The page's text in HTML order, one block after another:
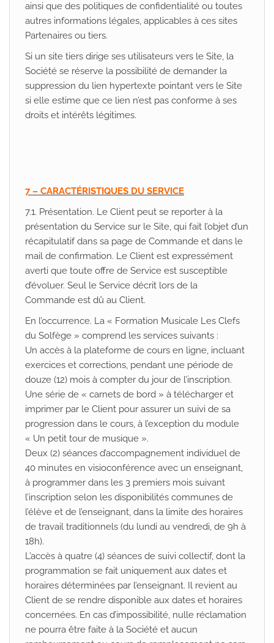
ainsi que des politiques de confidentialité ou toutes
autres informations légales, applicables à ces sites
Partenaires ou tiers.
Si un site tiers dirige ses utilisateurs vers le Site, la
Société se réserve la possibilité de demander la
suppression du lien hypertexte pointant vers le Site
si elle estime que ce lien n’est pas conforme à ses
droits et intérêts légitimes.
7 – CARACTÉRISTIQUES DU SERVICE
7.1. Présentation. Le Client peut se reporter à la
présentation du Service sur le Site, qui fait l’objet d’un
récapitulatif dans sa page de Commande et dans le
mail de confirmation. Le Client est expressément
averti que toute offre de Service est susceptible
d’évoluer. Seul le Service décrit lors de la
Commande est dû au Client.
En l’occurrence. La « Formation Musicale Les Clefs
du Solfège » comprend les services suivants :
Un accès à la plateforme de cours en ligne, incluant
exercices et corrections, pendant une période de
douze (12) mois à compter du jour de l’inscription.
Une série de « carnets de bord » à télécharger et
imprimer par le Client pour assurer un suivi de sa
progression dans le cours, à l’exception du module
« Un petit tour de musique ».
Deux (2) séances d’accompagnement individuel de
40 minutes en visioconférence avec un enseignant,
à programmer dans les 3 premiers mois suivant
l’inscription selon les disponibilités communes de
l’élève et de l’enseignant, dans la limite des horaires
de travail traditionnels (du lundi au vendredi, de 9h à
18h).
L’accès à quatre (4) séances de suivi collectif, dont la
programmation se fait uniquement aux dates et
horaires déterminées par l’enseignant. Il revient au
Client de se rendre disponible aux dates et horaires
concernées. En cas d’impossibilité, nulle réclamation
ne pourra être faite à la Société et aucun